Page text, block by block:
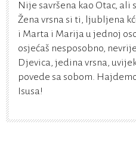
Nije savršena kao Otac, ali
Žena vrsna si ti, ljubljena
i Marta i Marija u jednoj
osjećaš nesposobno,
Djevica, jedina vrsna,
povede sa sobom.
Isusa!